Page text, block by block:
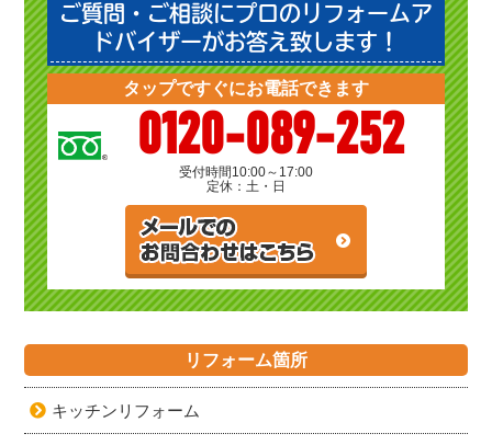
ご質問・ご相談にプロのリフォームア
ドバイザーがお答え致します！
タップですぐにお電話できます
0120-089-252
受付時間10:00～17:00
定休：土・日
リフォーム箇所
キッチンリフォーム